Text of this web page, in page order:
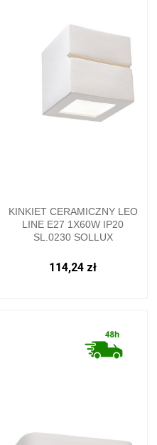
KINKIET CERAMICZNY LEO
LINE E27 1X60W IP20
SL.0230 SOLLUX
114,24 zł